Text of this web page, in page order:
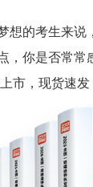
想的考生来
，你是否常常
，现货速发